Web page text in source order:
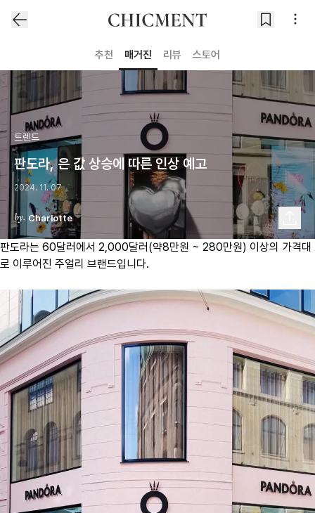
추천 매거진 리뷰 스토어
트렌드
판도라, 은 값 상승에 따른 인상 예고
2024. 11. 07
Charlotte
판도라는 60달러에서 2,000달러(약8만원 ~ 280만원) 이상의 가격대
로 이루어진 주얼리 브랜드입니다.